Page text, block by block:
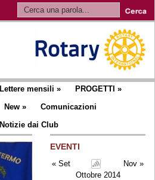
Lettere mensili » PROGETTI »
New »
Comunicazioni
Notizie dai Club
EVENTI
« Set
Nov »
Ottobre 2014